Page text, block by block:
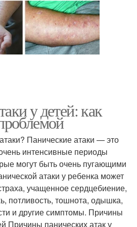
у детей: как
Панические атаки — это
интенсивные периоды
могут быть очень пугающими
атаки у ребенка может
учащенное сердцебиение,
потливость, тошнота, одышка,
и другие симптомы. Причины
Причины панических атак у